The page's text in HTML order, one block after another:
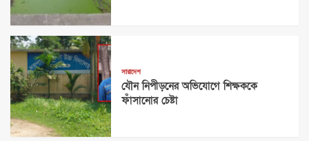
সারাদেশ
যৌন নিপীড়নের অভিযোগে শিক্ষককে
ফাঁসানোর চেষ্টা